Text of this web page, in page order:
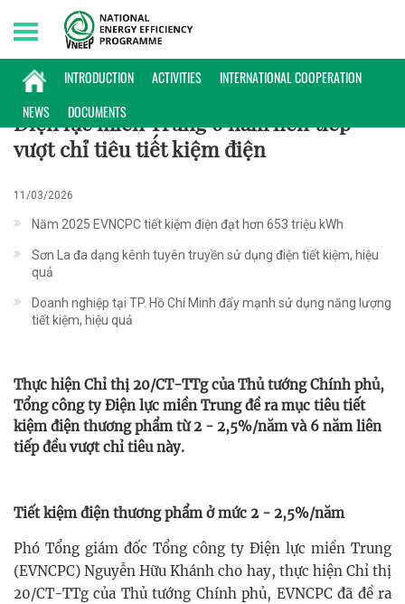
INTRODUCTION ACTIVITIES
INTERNATIONAL COOPERATION
NEWS
DOCUMENTS
Friday, 07/08/2026 | 04:11 GMT+7
KINH NGHIỆM
Điện lực miền Trung 6 năm liên tiếp
vượt chỉ tiêu tiết kiệm điện
11/03/2026
Năm 2025 EVNCPC tiết kiệm điện đạt hơn 653 triệu kWh
Sơn La đa dạng kênh tuyên truyền sử dụng điện tiết kiệm, hiệu
quả
Doanh nghiệp tại TP. Hồ Chí Minh đẩy mạnh sử dụng năng lượng
tiết kiệm, hiệu quả
Thực hiện Chỉ thị 20/CT-TTg của Thủ tướng Chính phủ,
Tổng công ty Điện lực miền Trung đề ra mục tiêu tiết
kiệm điện thương phẩm từ 2 - 2,5%/năm và 6 năm liên
tiếp đều vượt chỉ tiêu này.
Tiết kiệm điện thương phẩm ở mức 2 - 2,5%/năm
Phó Tổng giám đốc Tổng công ty Điện lực miền Trung
(EVNCPC) Nguyễn Hữu Khánh cho hay, thực hiện Chỉ thị
20/CT-TTg của Thủ tướng Chính phủ, EVNCPC đã đề ra